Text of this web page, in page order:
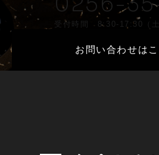
受付時間 8:30-17:30（土
お問い合わせは